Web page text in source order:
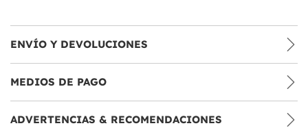
ENVÍO Y DEVOLUCIONES
MEDIOS DE PAGO
ADVERTENCIAS & RECOMENDACIONES